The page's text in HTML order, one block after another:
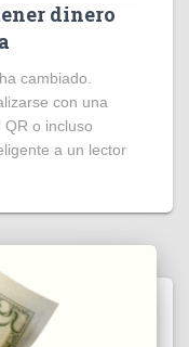
dinero
cambiado.
con una
o incluso
a un lector